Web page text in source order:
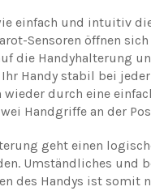
einfach und intuitiv
Sensoren öffnen
die Handyhalterung
Handy stabil bei
wieder durch eine
Handgriffe an der
geht einen
Umständliches und
des Handys ist somit